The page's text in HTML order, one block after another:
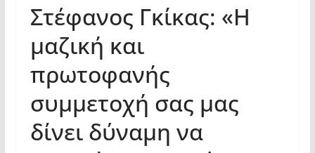
Στέφανος Γκίκας: «Η
μαζική και
πρωτοφανής
συμμετοχή σας μας
δίνει δύναμη να